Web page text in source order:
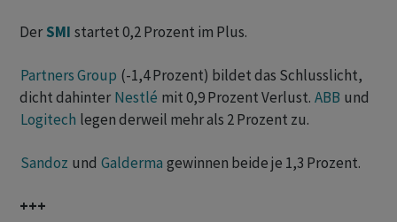
Der SMI startet 0,2 Prozent im Plus.
Partners Group (-1,4 Prozent) bildet das Schlusslicht,
dicht dahinter Nestlé mit 0,9 Prozent Verlust. ABB und
Logitech legen derweil mehr als 2 Prozent zu.
Sandoz und Galderma gewinnen beide je 1,3 Prozent.
+++